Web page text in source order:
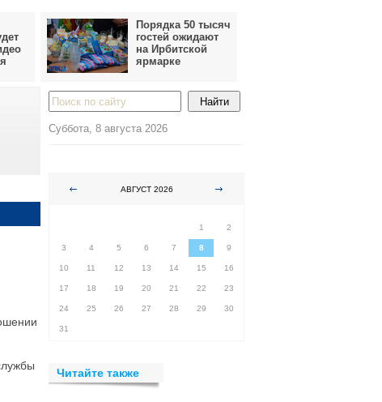
Порядка 50 тысяч
гостей ожидают
на Ирбитской
ярмарке
Суббота, 8 августа 2026
АВГУСТ 2026
1
2
3 4 5 6 7 8 9
10 11 12 13 14 15 16
17 18 19 20 21 22 23
24 25 26 27 28 29 30
31
Читайте также